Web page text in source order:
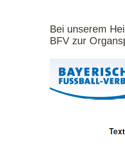
Bei unserem
BFV zur